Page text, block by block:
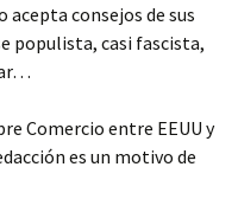
acepta consejos de sus
populista, casi fascista,
Comercio entre EEUU y
es un motivo de